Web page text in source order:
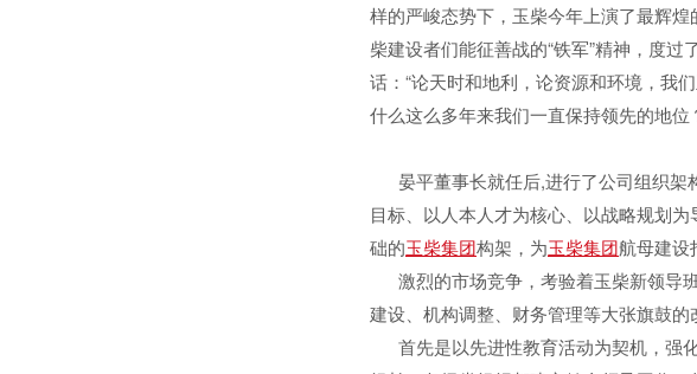
样的严峻态势下，玉柴今年上演了最辉
柴建设者们能征善战的“铁军”精神，度
话：“论天时和地利，论资源和环境，我
什么这么多年来我们一直保持领先的地
晏平董事长就任后,进行了公司组织架
目标、以人本人才为核心、以战略规划
础的玉柴集团构架，为玉柴集团航母建设
激烈的市场竞争，考验着玉柴新领导
建设、机构调整、财务管理等大张旗鼓
首先是以先进性教育活动为契机，强